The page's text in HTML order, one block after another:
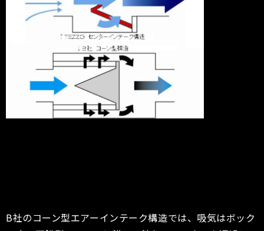
B社のコーン型エアーインテーク構造では、吸気はボック